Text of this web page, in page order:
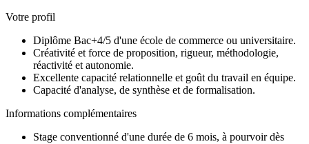
Votre profil
Diplôme Bac+4/5 d'une école de commerce ou universitaire.
Créativité et force de proposition, rigueur, méthodologie,
réactivité et autonomie.
Excellente capacité relationnelle et goût du travail en équipe.
Capacité d'analyse, de synthèse et de formalisation.
Informations complémentaires
Stage conventionné d'une durée de 6 mois, à pourvoir dès